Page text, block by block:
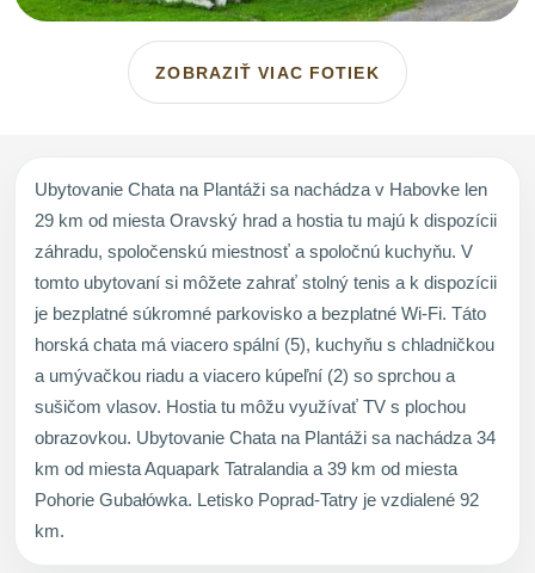
ZOBRAZIŤ VIAC FOTIEK
Ubytovanie Chata na Plantáži sa nachádza v Habovke len
29 km od miesta Oravský hrad a hostia tu majú k dispozícii
záhradu, spoločenskú miestnosť a spoločnú kuchyňu. V
tomto ubytovaní si môžete zahrať stolný tenis a k dispozícii
je bezplatné súkromné parkovisko a bezplatné Wi-Fi. Táto
horská chata má viacero spální (5), kuchyňu s chladničkou
a umývačkou riadu a viacero kúpeľní (2) so sprchou a
sušičom vlasov. Hostia tu môžu využívať TV s plochou
obrazovkou. Ubytovanie Chata na Plantáži sa nachádza 34
km od miesta Aquapark Tatralandia a 39 km od miesta
Pohorie Gubałówka. Letisko Poprad-Tatry je vzdialené 92
km.